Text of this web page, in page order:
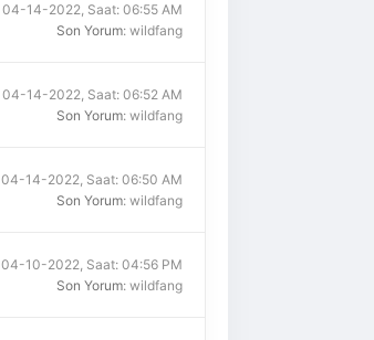
04-14-2022, Saat: 06:55 AM
Son Yorum: wildfang
04-14-2022, Saat: 06:52 AM
Son Yorum: wildfang
04-14-2022, Saat: 06:50 AM
Son Yorum: wildfang
04-10-2022, Saat: 04:56 PM
Son Yorum: wildfang